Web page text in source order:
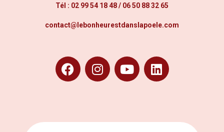
Tél : 02 99 54 18 48/ 06 50 88 32 65
contact@lebonheurestdanslapoele.com